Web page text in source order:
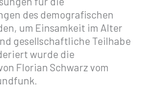
des demografischen
um Einsamkeit im Alter
gesellschaftliche Teilhabe
wurde die
Florian Schwarz vom